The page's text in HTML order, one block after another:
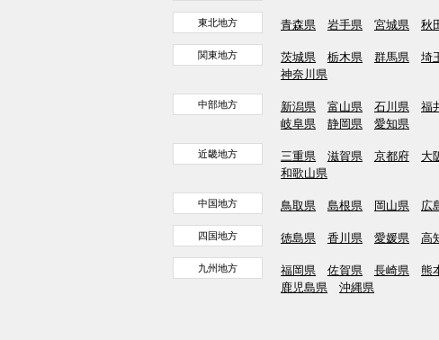
東北地方 青森県 岩手県 宮城県 秋
関東地方 茨城県 栃木県 群馬県 埼
神奈川県
中部地方 新潟県 富山県 石川県 福
岐阜県
静岡県 愛知県
近畿地方 三重県 滋賀県 京都府 大
和歌山県
中国地方 鳥取県 島根県 岡山県 広
四国地方 徳島県 香川県 愛媛県 高
九州地方 福岡県 佐賀県 長崎県 熊
鹿児島県
沖縄県